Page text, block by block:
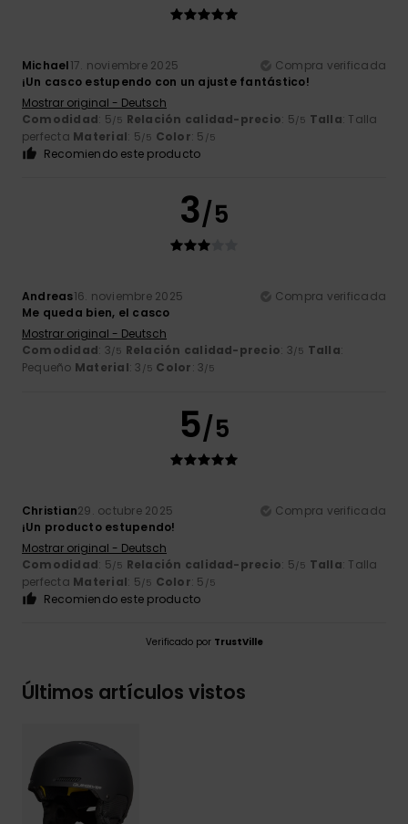
Michael17. noviembre 2025
Compra verificada
¡Un casco estupendo con un ajuste fantástico!
Mostrar original - Deutsch
Comodidad: 5/5 Relación calidad-precio: 5/5 Talla: Talla
perfecta Material: 5/5 Color: 5 /5
Recomiendo este producto
3/5
Andreas16. noviembre 2025
Compra verificada
Me queda bien, el casco
Mostrar original - Deutsch
Comodidad: 3/5 Relación calidad-precio: 3/5 Talla:
Pequeño Material: 3 /5 Color: 3/5
5/5
Christian29. octubre 2025
Compra verificada
¡Un producto estupendo!
Mostrar original - Deutsch
Comodidad: 5/5 Relación calidad-precio: 5/5 Talla: Talla
perfecta Material: 5/5 Color: 5 /5
Recomiendo este producto
Verificado por TrustVille
Últimos artículos vistos